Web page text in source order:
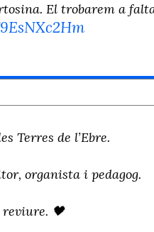
El trobarem a
Terres de l’Ebre.
organista i pedagog.
🖤